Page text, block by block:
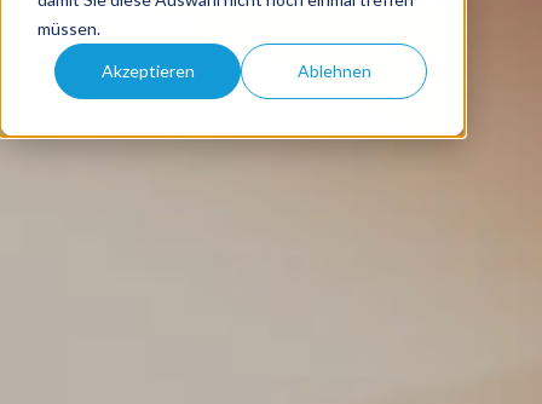
müssen.
Akzeptieren Ablehnen